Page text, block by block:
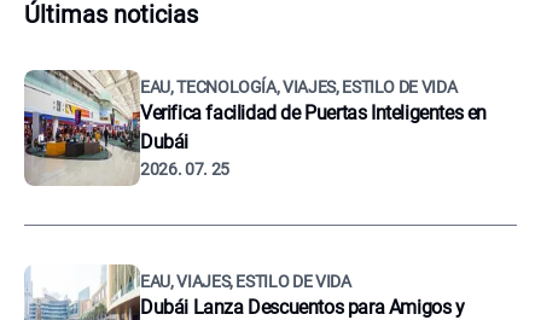
Últimas noticias
EAU, TECNOLOGÍA, VIAJES, ESTILO DE VIDA
Verifica facilidad de Puertas Inteligentes en
Dubái
2026. 07. 25
EAU, VIAJES, ESTILO DE VIDA
Dubái Lanza Descuentos para Amigos y